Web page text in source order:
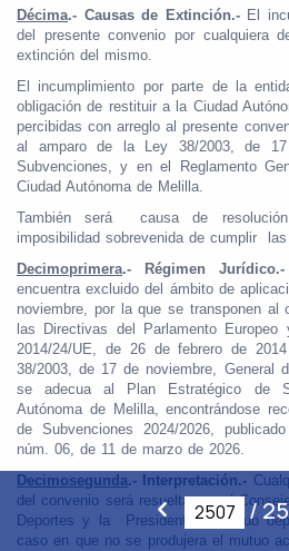
/
Décima.- Causas de Extinción.- El
del presente convenio por cualquiera
extinción del mismo.
El incumplimiento por parte de la
obligación de restituir a la Ciudad
percibidas con arreglo al presente
al amparo de la Ley 38/2003, de 17
Subvenciones, y en el Reglamento
Ciudad Autónoma de Melilla.
También será causa de
imposibilidad sobrevenida de cumplir
Decimoprimera.- Régimen Jurídico.-
encuentra excluido del ámbito de
noviembre, por la que se transponen al
las Directivas del Parlamento
2014/24/UE, de 26 de febrero de
38/2003, de 17 de noviembre, General
se adecua al Plan Estratégico de
Autónoma de Melilla, encontrándose
de Subvenciones 2024/2026,
núm. 06, de 11 de marzo de 2026.
Decimosegunda.- Interpretación.-
del convenio será resuelta por el
Deportes y la Presidenta del Club
caso en que no se produjera el mutuo